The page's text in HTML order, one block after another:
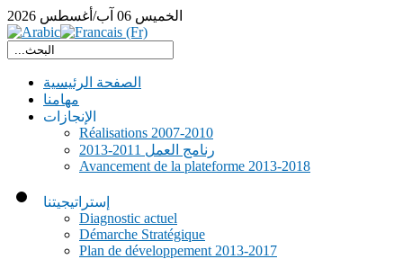
الخميس 06 آب/أغسطس 2026
الصفحة الرئيسية
مهامنا
الإنجازات
Réalisations 2007-2010
رنامج العمل 2011-2013
Avancement de la plateforme 2013-2018
إستراتيجيتنا
Diagnostic actuel
Démarche Stratégique
Plan de développement 2013-2017